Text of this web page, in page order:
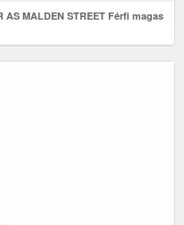
MALDEN STREET Férfi magas